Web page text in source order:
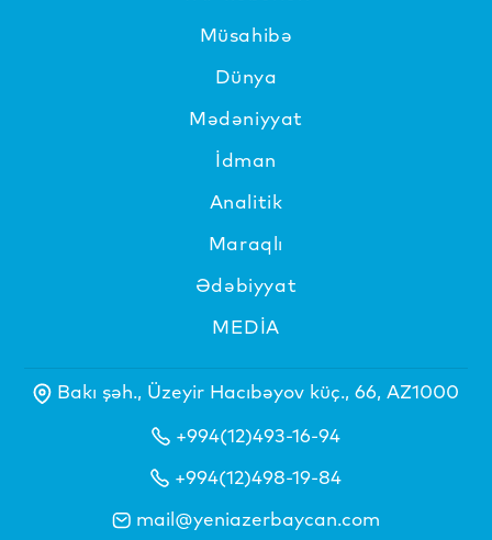
Müsahibə
Dünya
Mədəniyyat
İdman
Analitik
Maraqlı
Ədəbiyyat
MEDİA
Bakı şəh., Üzeyir Hacıbəyov küç., 66, AZ1000
+994(12)493-16-94
+994(12)498-19-84
mail@yeniazerbaycan.com